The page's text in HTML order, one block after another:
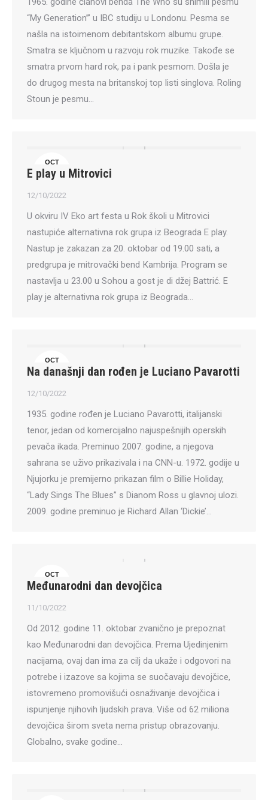
“My Generation’” u IBC studiju u Londonu. Pesma se
našla na istoimenom debitantskom albumu grupe.
Smatra se ključnom u razvoju rok muzike. Takođe se
smatra prvom hard rok, pa i pank pesmom. Došla je
do drugog mesta na britanskoj top listi singlova. Roling
Stoun je pesmu…
OCT
12
E play u Mitrovici
12/10/2022
U okviru IV Eko art festa u Rok školi u Mitrovici
nastupiće alternativna rok grupa iz Beograda E play.
Nastup je zakazan za 20. oktobar od 19.00 sati, a
predgrupa je mitrovački bend Кambrija. Program se
nastavlja u 23.00 u Sohou a gost je di džej Battrić. E
play je alternativna rok grupa iz Beograda…
OCT
12
Na današnji dan rođen je Luciano Pavarotti
12/10/2022
1935. godine rođen je Luciano Pavarotti, italijanski
tenor, jedan od komercijalno najuspešnijih operskih
pevača ikada. Preminuo 2007. godine, a njegova
sahrana se uživo prikazivala i na CNN-u. 1972. godije u
Njujorku je premijerno prikazan film o Billie Holiday,
“Lady Sings The Blues” s Dianom Ross u glavnoj ulozi.
2009. godine preminuo je Richard Allan ‘Dickie’…
OCT
11
Međunarodni dan devojčica
11/10/2022
Od 2012. godine 11. oktobar zvanično je prepoznat
kao Međunarodni dan devojčica. Prema Ujedinjenim
nacijama, ovaj dan ima za cilj da ukaže i odgovori na
potrebe i izazove sa kojima se suočavaju devojčice,
istovremeno promovišući osnaživanje devojčica i
ispunjenje njihovih ljudskih prava. Više od 62 miliona
devojčica širom sveta nema pristup obrazovanju.
Globalno, svake godine…